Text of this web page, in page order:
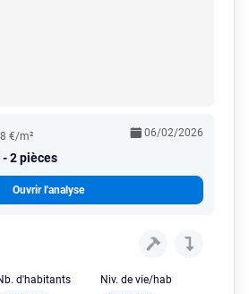
€/m²
- 2 pièces
06/02/2026
Ouvrir l'analyse
d'habitants
Niv. de vie/hab